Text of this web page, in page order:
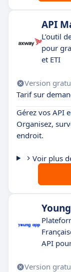
API
L’outil
pour
et ETI
Version
Tarif sur
Gérez vos API
Organisez,
endroit.
Voir plus
API
Version